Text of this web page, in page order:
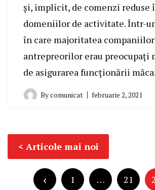
și, implicit, de comenzi reduse
domeniilor de activitate. Într-
în care majoritatea
antrepreorilor erau preocupați
de asigurarea funcționării
Bycomunicat februarie 2, 2021
Navigare
în
articole
Articole mai noi
Paginație
articole
1 … 21